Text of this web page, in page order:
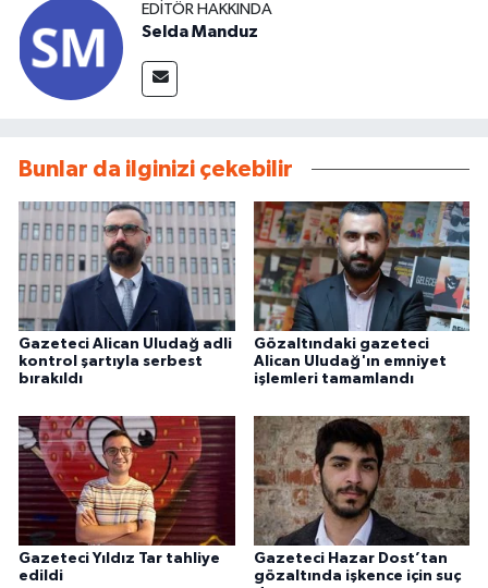
EDITÖR HAKKINDA
Selda Manduz
Bunlar da ilginizi çekebilir
Gazeteci Alican Uludağ adli
kontrol şartıyla serbest
bırakıldı
Gözaltındaki gazeteci
Alican Uludağ'ın emniyet
işlemleri tamamlandı
Gazeteci Yıldız Tar tahliye
edildi
Gazeteci Hazar Dost’tan
gözaltında işkence için suç